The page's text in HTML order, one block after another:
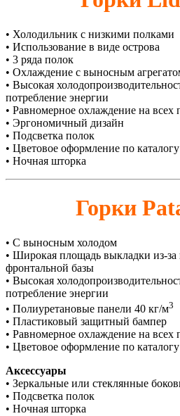
• Холодильник с низкими полками
• Использование в виде острова
• 3 ряда полок
• Охлаждение с выносным
• Высокая
потребление энергии
• Равномерное охлаждение на всех
• Эргономичный дизайн
• Подсветка полок
• Цветовое оформление по
• Ночная шторка
Горки
• С выносным холодом
• Широкая площадь выкладки из-за
фронтальной базы
• Высокая
потребление энергии
• Полиуретановые панели 40 кг/м3
• Пластиковый защитный бампер
• Равномерное охлаждение на всех
• Цветовое оформление по
Аксессуары
• Зеркальные или стеклянные
• Подсветка полок
• Ночная шторка